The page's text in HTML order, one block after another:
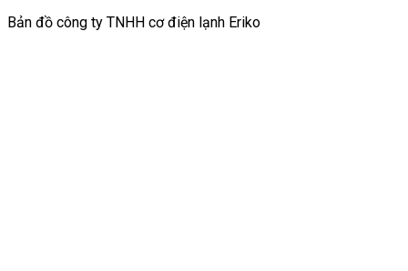
Bản đồ công ty TNHH cơ điện lạnh Eriko